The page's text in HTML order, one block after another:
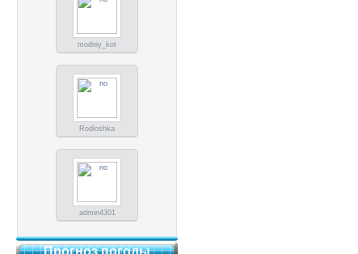
modniy_kot
Rodioshka
admin4301
Прогноз погоды